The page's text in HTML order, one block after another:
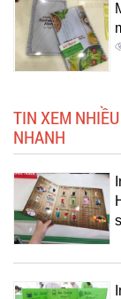
TIN XEM
NHANH